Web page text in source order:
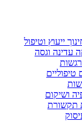
ייעוץ וטיפול
עדינה וגסה
ושיקום
תקשורת